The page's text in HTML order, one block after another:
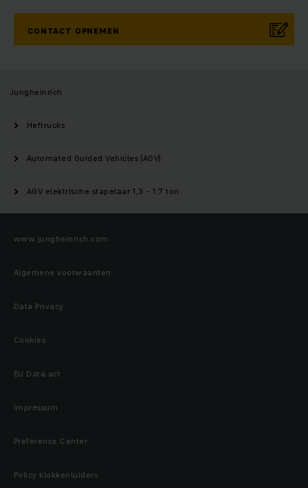
CONTACT OPNEMEN
Jungheinrich
Heftrucks
Automated Guided Vehicles (AGV)
AGV elektrische stapelaar 1,3 - 1,7 ton
www.jungheinrich.com
Algemene voorwaarden
Data Privacy
Cookies
EU Data act
Impressum
Preference Center
Policy klokkenluiders